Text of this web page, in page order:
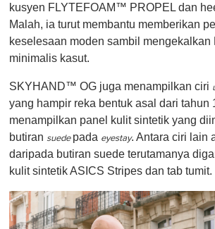
kusyen FLYTEFOAM™ PROPEL dan
Malah, ia turut membantu memberikan
keselesaan moden sambil mengekalkan
minimalis kasut.
SKYHAND™ OG juga menampilkan ciri
yang hampir reka bentuk asal dari tahun
menampilkan panel kulit sintetik yang
butiran suede pada eyestay. Antara ciri lain
daripada butiran suede terutamanya
kulit sintetik ASICS Stripes dan tab tumit.